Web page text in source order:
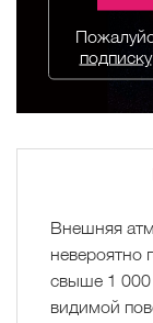
подписку
Внешняя
невероятно
свыше 1 000
видимой